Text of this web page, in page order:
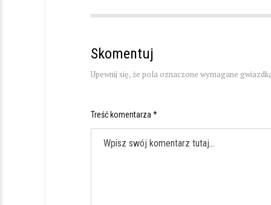
Skomentuj
Upewnij się, że pola oznaczone wymagane
Treść komentarza *